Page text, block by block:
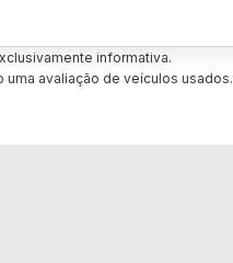
informativa.
avaliação de veículos usados.